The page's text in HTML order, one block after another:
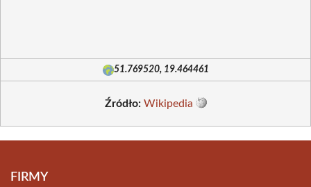
51.769520, 19.464461
Źródło: Wikipedia
FIRMY